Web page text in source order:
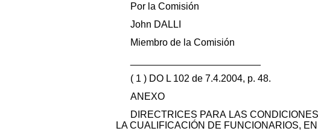
Por la Comisión
John DALLI
Miembro de la Comisión
( 1 ) DO L 102 de 7.4.2004, p. 48.
ANEXO
DIRECTRICES PARA LAS
LA CUALIFICACIÓN DE FUNCIONARIOS,